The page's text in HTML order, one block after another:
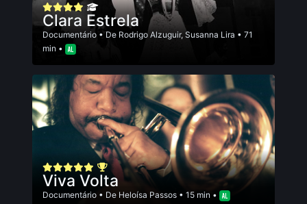
Clara Estrela
Documentário • De Rodrigo Alzuguir, Susanna Lira • 71
min •
Viva Volta
Documentário • De Heloísa Passos • 15 min •